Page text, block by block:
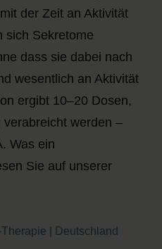
der Zeit an Aktivität
sich Sekretome
dass sie dabei nach
wesentlich an Aktivität
ergibt 10–20 Dosen,
werden –
Was ein
Sie auf unserer